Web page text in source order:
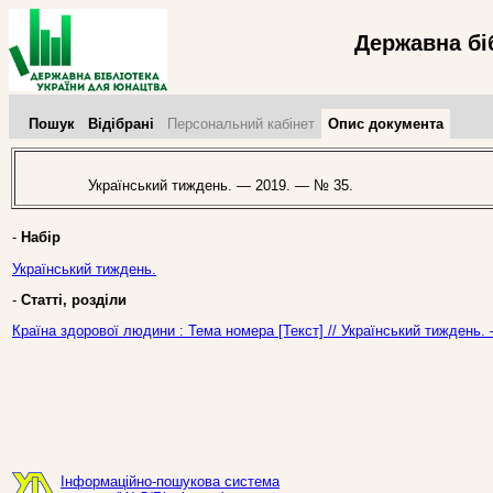
Державна
Пошук Відібрані Персональний кабінет Опис документа
Український тиждень. — 2019. — № 35.
- Набір
Український тиждень.
- Статті, розділи
Країна здорової людини : Тема номера [Текст] // Український
Інформаційно-пошукова система